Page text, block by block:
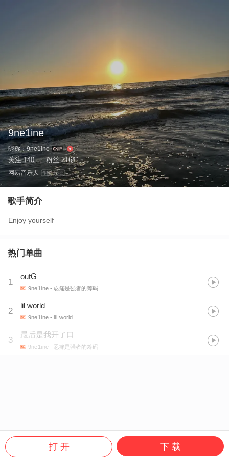
9ne1ine
昵称：9ne1ine
关注 140 | 粉丝 2164
网易音乐人 作词 作曲
歌手简介
Enjoy yourself
热门单曲
1
outG
9ne1ine - 忍痛是强者的筹码
2
lil world
9ne1ine - lil world
3
最后是我开了口
9ne1ine - 忍痛是强者的筹码
打 开 下 载